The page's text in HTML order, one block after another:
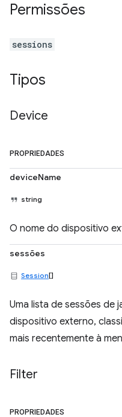
Permissões
sessions
Tipos
Device
PROPRIEDADES
deviceName
string
O nome do dispositivo
sessões
Session[]
Uma lista de sessões de
dispositivo externo,
mais recentemente à
Filter
PROPRIEDADES